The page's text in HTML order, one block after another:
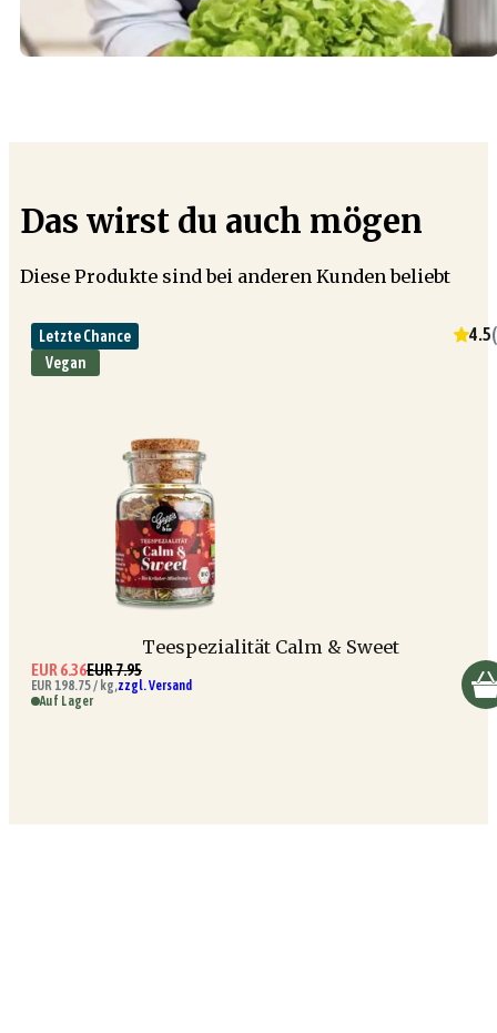
Das wirst du auch mögen
Diese Produkte sind bei anderen Kunden beliebt
Letzte Chance
Vegan
4.5(
Teespezialität Calm & Sweet
EUR 6.36EUR 7.95
EUR 198.75 / kg,zzgl. Versand
Auf Lager